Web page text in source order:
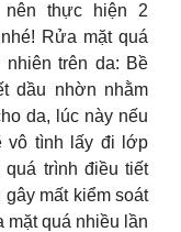
thực hiện 2
Rửa mặt quá
trên da: Bề
dầu nhờn nhằm
da, lúc này nếu
vô tình lấy đi lớp
trình điều tiết
mất kiểm soát
mặt quá nhiều lần